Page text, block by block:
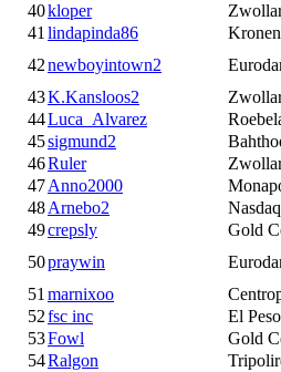
40kloper
41lindapinda86
42newboyintown2
43K.Kansloos2
44Luca_Alvarez
45sigmund2
46Ruler
47Anno2000
48Arnebo2
49crepsly Gold
50praywin
51marnixoo
52fsc inc El Peso
53Fowl Gold
54Ralgon